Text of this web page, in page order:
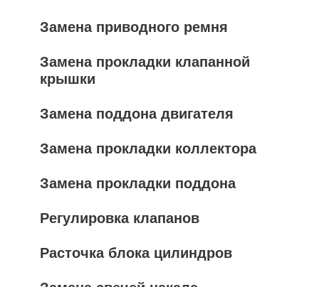
Замена приводного ремня
Замена прокладки клапанной
крышки
Замена поддона двигателя
Замена прокладки коллектора
Замена прокладки поддона
Регулировка клапанов
Расточка блока цилиндров